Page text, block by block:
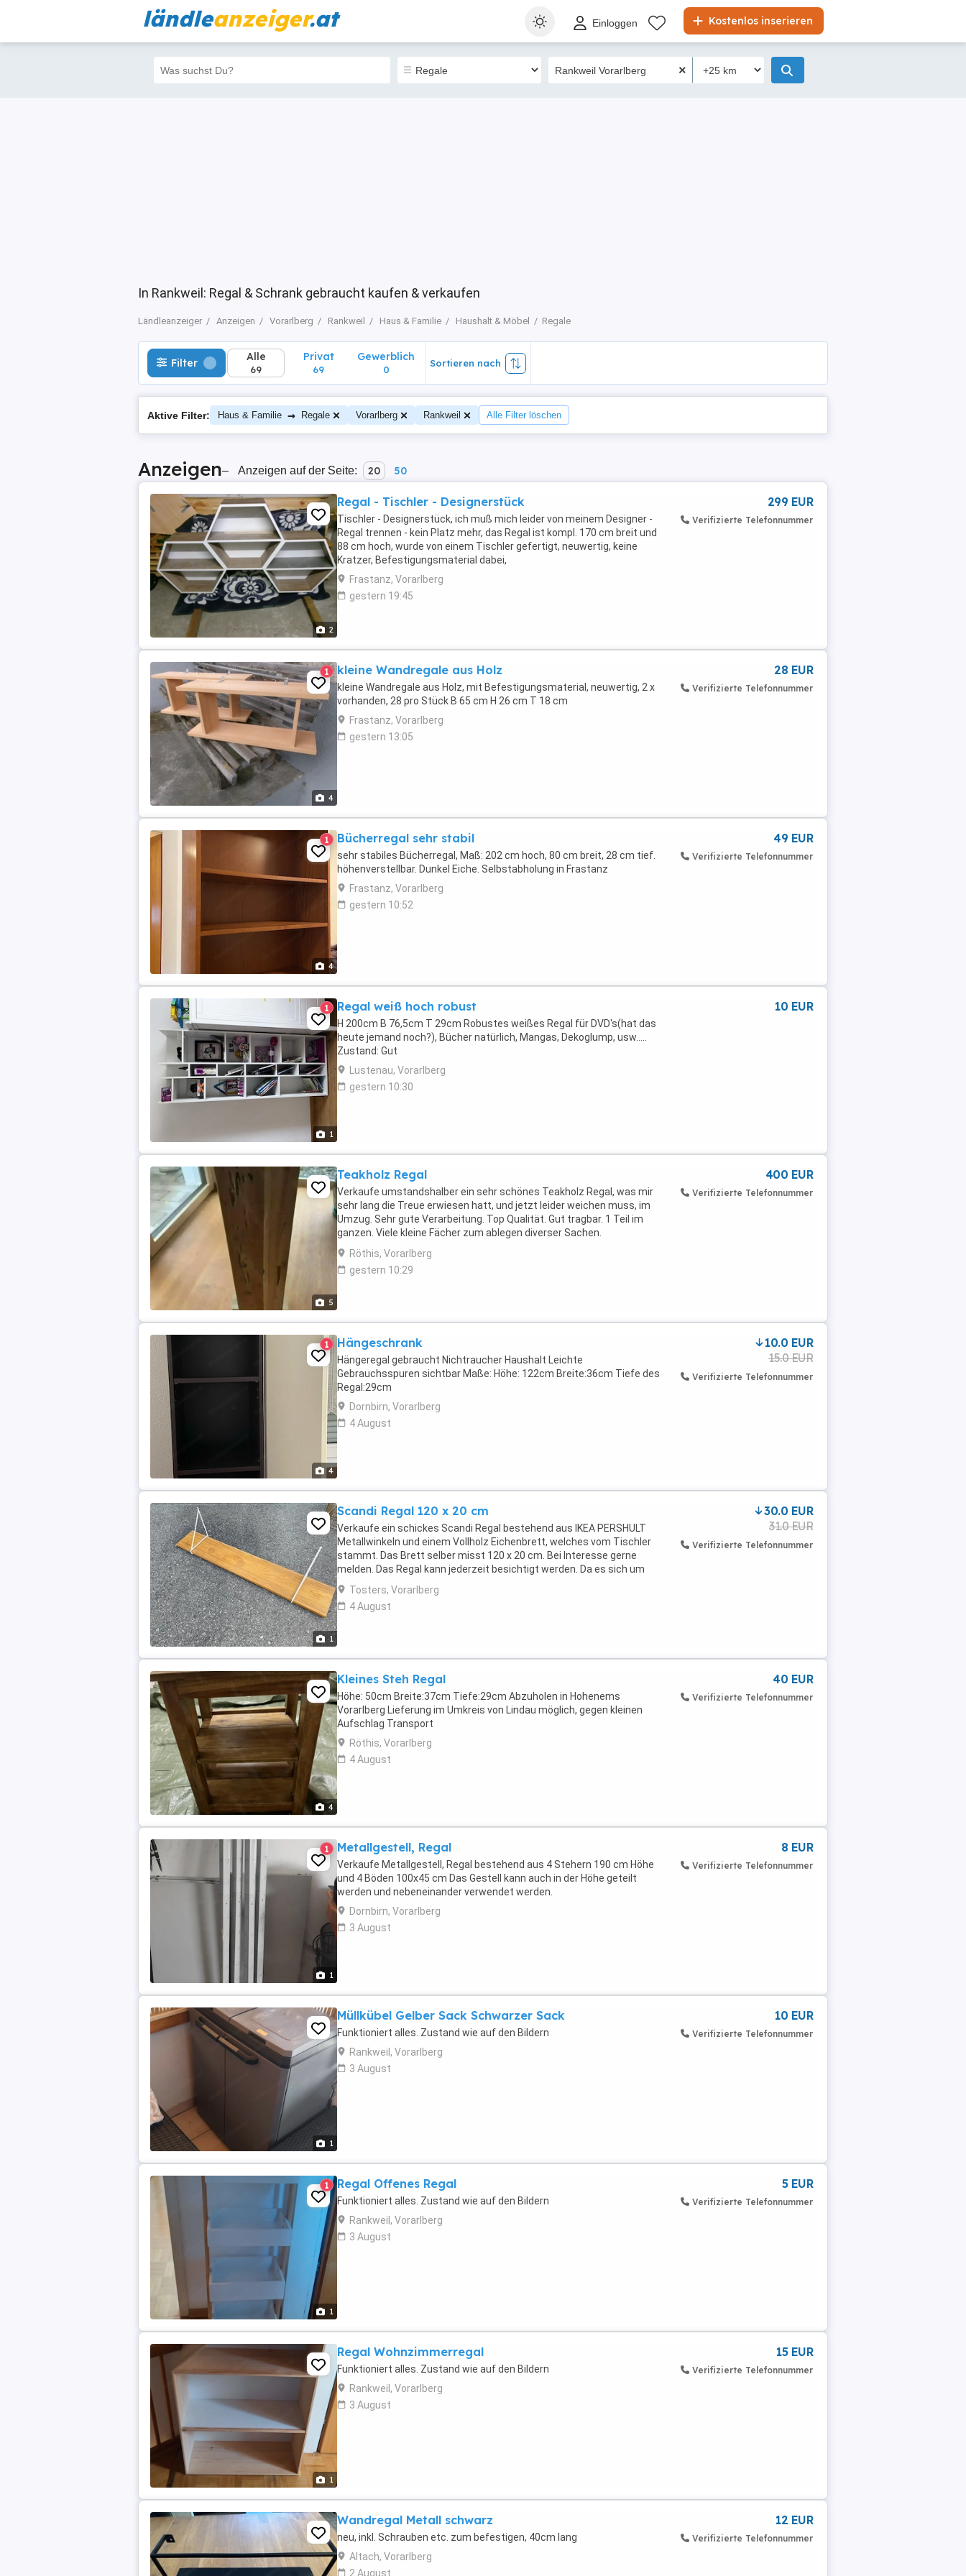
ländleanzeiger.at Kostenlos inserieren
Einloggen
In Rankweil: Regal & Schrank gebraucht kaufen & verkaufen
Ländleanzeiger Anzeigen Vorarlberg Rankweil Haus & Familie Haushalt & Möbel Regale
Filter Alle
69
Privat
69
Filter Alle
69
Privat
69
Gewerblich
0
Sortieren nach
Aktive Filter: Haus & Familie → Regale Vorarlberg Rankweil Alle Filter löschen
Anzeigen– Anzeigen auf der Seite: 20 50
2
Regal - Tischler - Designerstück
Tischler - Designerstück, ich muß mich leider von meinem Designer -
Regal trennen - kein Platz mehr, das Regal ist kompl. 170 cm breit und
88 cm hoch, wurde von einem Tischler gefertigt, neuwertig, keine
Kratzer, Befestigungsmaterial dabei,
Frastanz, Vorarlberg
gestern 19:45
299 EUR
Verifizierte Telefonnummer
4
1 kleine Wandregale aus Holz
kleine Wandregale aus Holz, mit Befestigungsmaterial, neuwertig, 2 x
vorhanden, 28 pro Stück B 65 cm H 26 cm T 18 cm
Frastanz, Vorarlberg
gestern 13:05
28 EUR
Verifizierte Telefonnummer
4
1 Bücherregal sehr stabil
sehr stabiles Bücherregal, Maß: 202 cm hoch, 80 cm breit, 28 cm tief.
höhenverstellbar. Dunkel Eiche. Selbstabholung in Frastanz
Frastanz, Vorarlberg
gestern 10:52
49 EUR
Verifizierte Telefonnummer
1
1 Regal weiß hoch robust
H 200cm B 76,5cm T 29cm Robustes weißes Regal für DVD's(hat das
heute jemand noch?), Bücher natürlich, Mangas, Dekoglump, usw.....
Zustand: Gut
Lustenau, Vorarlberg
gestern 10:30
10 EUR
5
Teakholz Regal
Verkaufe umstandshalber ein sehr schönes Teakholz Regal, was mir
sehr lang die Treue erwiesen hatt, und jetzt leider weichen muss, im
Umzug. Sehr gute Verarbeitung. Top Qualität. Gut tragbar. 1 Teil im
ganzen. Viele kleine Fächer zum ablegen diverser Sachen.
Abmessungen. Höhe: 78cm Breite:120 Tiefe: ...
Röthis, Vorarlberg
gestern 10:29
400 EUR
Verifizierte Telefonnummer
4
1 Hängeschrank
Hängeregal gebraucht Nichtraucher Haushalt Leichte
Gebrauchsspuren sichtbar Maße: Höhe: 122cm Breite:36cm Tiefe des
Regal:29cm
Dornbirn, Vorarlberg
4 August
10.0 EUR
15.0 EUR
Verifizierte Telefonnummer
1
Scandi Regal 120 x 20 cm
Verkaufe ein schickes Scandi Regal bestehend aus IKEA PERSHULT
Metallwinkeln und einem Vollholz Eichenbrett, welches vom Tischler
stammt. Das Brett selber misst 120 x 20 cm. Bei Interesse gerne
melden. Das Regal kann jederzeit besichtigt werden. Da es sich um
einen Privatverkauf handelt, gibt es keine ...
Tosters, Vorarlberg
4 August
30.0 EUR
31.0 EUR
Verifizierte Telefonnummer
4
Kleines Steh Regal
Höhe: 50cm Breite:37cm Tiefe:29cm Abzuholen in Hohenems
Vorarlberg Lieferung im Umkreis von Lindau möglich, gegen kleinen
Aufschlag Transport
Röthis, Vorarlberg
4 August
40 EUR
Verifizierte Telefonnummer
1
1 Metallgestell, Regal
Verkaufe Metallgestell, Regal bestehend aus 4 Stehern 190 cm Höhe
und 4 Böden 100x45 cm Das Gestell kann auch in der Höhe geteilt
werden und nebeneinander verwendet werden.
Dornbirn, Vorarlberg
3 August
8 EUR
Verifizierte Telefonnummer
1
Müllkübel Gelber Sack Schwarzer Sack
Funktioniert alles. Zustand wie auf den Bildern
Rankweil, Vorarlberg
3 August
10 EUR
Verifizierte Telefonnummer
1
1 Regal Offenes Regal
Funktioniert alles. Zustand wie auf den Bildern
Rankweil, Vorarlberg
3 August
5 EUR
Verifizierte Telefonnummer
1
Regal Wohnzimmerregal
Funktioniert alles. Zustand wie auf den Bildern
Rankweil, Vorarlberg
3 August
15 EUR
Verifizierte Telefonnummer
Wandregal Metall schwarz
neu, inkl. Schrauben etc. zum befestigen, 40cm lang
Altach, Vorarlberg
2 August
12 EUR
Verifizierte Telefonnummer